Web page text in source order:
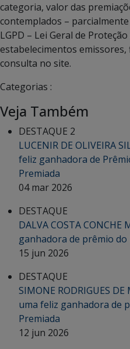
categoria, valor das
contemplados –
LGPD – Lei Geral de
estabelecimentos
consulta no site.
Categorias :
Veja Também
DESTAQUE 2
LUCENIR DE OLIVEIRA
feliz ganhadora de
Premiada
04 mar 2026
DESTAQUE
DALVA COSTA CONCHE
ganhadora de prêmio
15 jun 2026
DESTAQUE
SIMONE RODRIGUES
uma feliz ganhadora de
Premiada
12 jun 2026